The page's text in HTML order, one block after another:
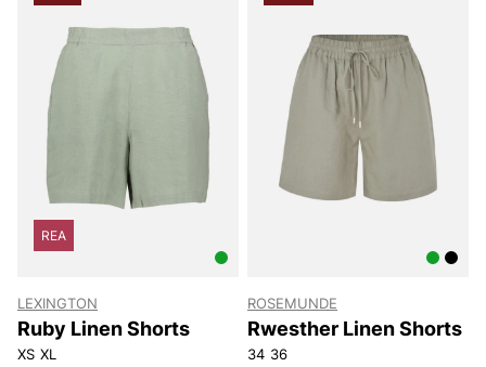
REA
LEXINGTON
Ruby Linen Shorts
XS XL
ROSEMUNDE
Rwesther Linen Shorts
34 36